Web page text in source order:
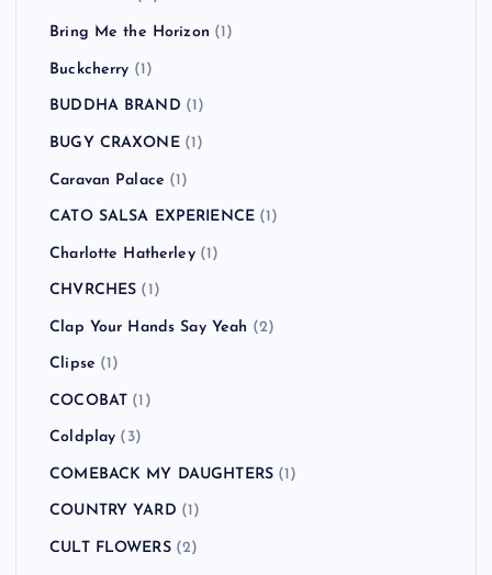
Bring Me the Horizon (1)
Buckcherry (1)
BUDDHA BRAND (1)
BUGY CRAXONE(1)
Caravan Palace (1)
CATO SALSA EXPERIENCE (1)
Charlotte Hatherley(1)
CHVRCHES (1)
Clap Your Hands Say Yeah (2)
Clipse (1)
COCOBAT (1)
Coldplay (3)
COMEBACK MY DAUGHTERS (1)
COUNTRY YARD (1)
CULT FLOWERS(2)